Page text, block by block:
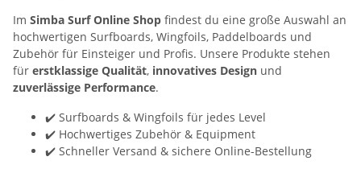
Im Simba Surf Online Shop findest du eine große Auswahl an
hochwertigen Surfboards, Wingfoils, Paddelboards und
Zubehör für Einsteiger und Profis. Unsere Produkte stehen
für erstklassige Qualität, innovatives Design und
zuverlässige Performance.
✔️ Surfboards & Wingfoils für jedes Level
✔️ Hochwertiges Zubehör & Equipment
✔️ Schneller Versand & sichere Online-Bestellung